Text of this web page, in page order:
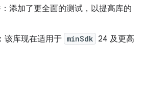
添加了更全面的测试，以提高库的
该库现在适用于 minSdk 24 及更高